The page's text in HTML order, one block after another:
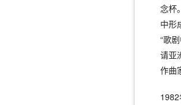
念杯
中形
“歌
请亚
作曲